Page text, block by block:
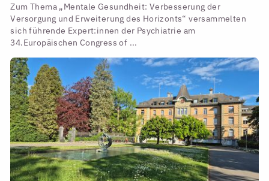
Zum Thema „Mentale Gesundheit: Verbesserung der
Versorgung und Erweiterung des Horizonts“ versammelten
sich führende Expert:innen der Psychiatrie am
34.Europäischen Congress of ...